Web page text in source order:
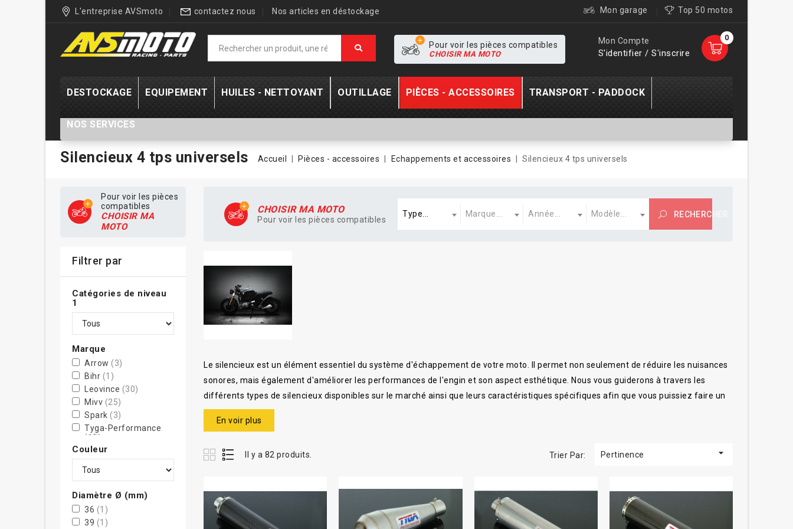
L'entreprise AVSmoto contactez nous Nos articles en déstockage Mon garage Top 50 motos
0
Mon Compte
S'identifier / S'inscrire
Pour voir les pièces compatibles
CHOISIR MA MOTO
DESTOCKAGE EQUIPEMENT HUILES - NETTOYANT OUTILLAGE PIÈCES - ACCESSOIRES TRANSPORT - PADDOCK
NOS SERVICES
Silencieux 4 tps universels Accueil Pièces - accessoires Echappements et accessoires Silencieux 4 tps universels
Pour voir les pièces
compatibles
CHOISIR MA
MOTO
Filtrer par
Catégories de niveau
1
Marque
Arrow (3)
Bihr (1)
Leovince (30)
Mivv (25)
Spark (3)
Tyga-Performance
(15)
V PARTS
Couleur
Diamètre Ø (mm)
36 (1)
39 (1)
CHOISIR MA MOTO
Pour voir les pièces compatibles
Type...
Marque...
Année...
Modèle...
RECHERCHER
Le silencieux est un élément essentiel du système d'échappement de votre moto. Il permet non seulement de réduire les nuisances
sonores, mais également d'améliorer les performances de l'engin et son aspect esthétique. Nous vous guiderons à travers les
différents types de silencieux disponibles sur le marché ainsi que leurs caractéristiques spécifiques afin que vous puissiez faire un
choix éclairé lors de l’achat des pièces détachées.
Les différents types de silencieux moto
Les silencieux se distinguent principalement par leur compatibilité avec les modèles et marques de motos, leur homologation et
Ces modèles sont conçus pour s'adapter à une grande variété de motos et scooters grâce à des brides adaptables. Ils offrent
généralement un bon rapport qualité-prix tout en respectant certaines normes acoustiques. Le silencieux adaptable est très utile
En voir plus
Il y a 82 produits. Trier Par: Pertinence 